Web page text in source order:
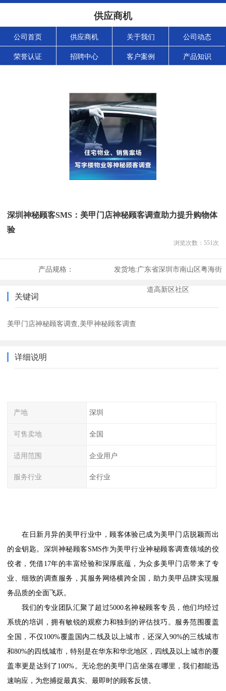
供应商机
公司首页 供应商机 关于我们 公司动态
荣誉认证 招聘中心 客户案例 产品知识
深圳神秘顾客SMS：美甲门店神秘顾客调查助力提升购物体
验
浏览次数： 551次
产品规格： 发货地:广东省深圳市南山区粤海街
道高新区社区
关键词
美甲门店神秘顾客调查,美甲神秘顾客调查
详细说明
产地 深圳
可售卖地 全国
适用范围 企业用户
服务行业 全行业
在日新月异的美甲行业中，顾客体验已成为美甲门店脱颖而出
的金钥匙。深圳神秘顾客 SMS作为美甲行业神秘顾客调查领域的佼
佼者，凭借17年的丰富经验和深厚底蕴，为众多美甲门店带来了专
业、细致的调查服务，其服务网络横跨全国，助力美甲品牌实现服
务品质的全面飞跃。
我们的专业团队汇聚了超过5000名神秘顾客专员，他们均经过
系统的培训，拥有敏锐的观察力和独到的评估技巧。服务范围覆盖
全国，不仅100%覆盖国内二线及以上城市，还深入90%的三线城市
和80%的四线城市，特别是在华东和华北地区，四线及以上城市的覆
盖率更是达到了100%。无论您的美甲门店坐落在哪里，我们都能迅
速响应，为您捕捉最真实、最即时的顾客反馈。